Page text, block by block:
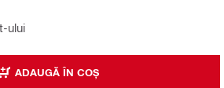
ului
ADAUGĂ ÎN COȘ